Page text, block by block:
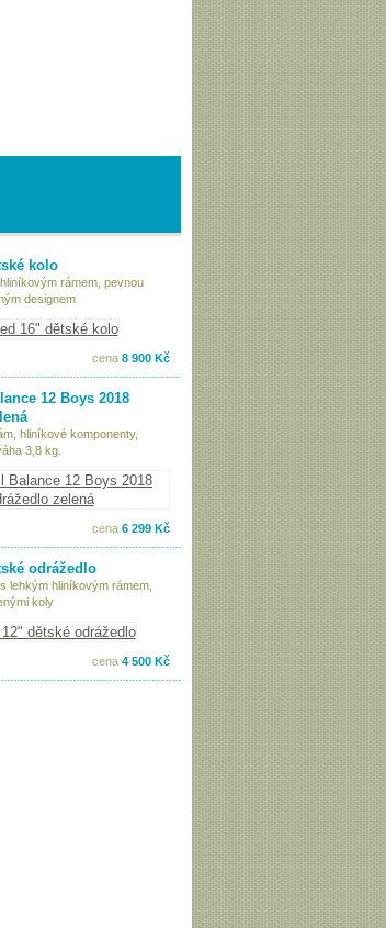
kolo
rámem, pevnou
designem
cena 8 900 Kč
12 Boys 2018
hliníkové komponenty,
3,8 kg.
cena 6 299 Kč
odrážedlo
lehkým hliníkovým rámem,
koly
cena 4 500 Kč